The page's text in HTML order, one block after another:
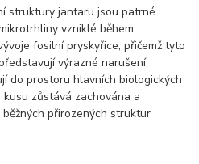
struktury jantaru jsou patrné
vzniklé během
fosilní pryskyřice, přičemž tyto
výrazné narušení
do prostoru hlavních biologických
zůstává zachována a
přirozených struktur